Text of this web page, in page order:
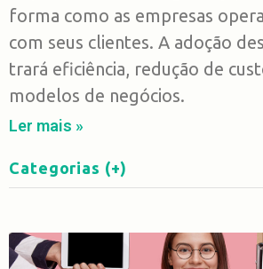
forma como as empresas
com seus clientes. A adoção
trará eficiência, redução de
modelos de negócios.
Ler mais »
Categorias